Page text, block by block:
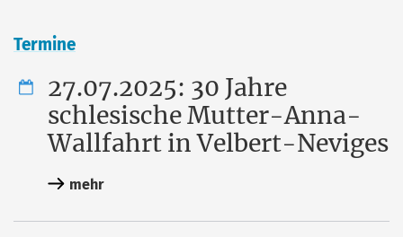
Ter­mi­ne
27.07.2025: 30 Jahre
schlesische Mutter-Anna-
Wallfahrt in Velbert-Neviges
mehr